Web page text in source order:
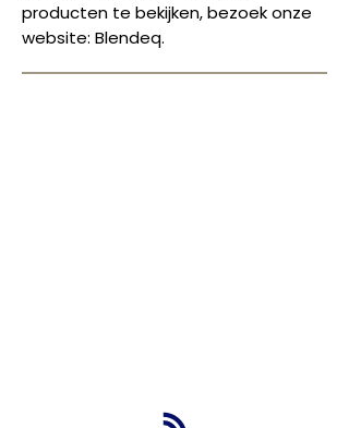
producten te bekijken, bezoek onze
website: Blendeq.